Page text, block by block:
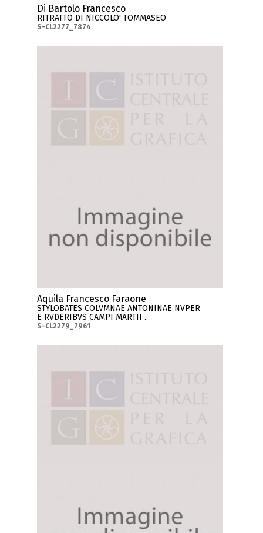
Di Bartolo Francesco
RITRATTO DI NICCOLO' TOMMASEO
S-CL2277_7874
Aquila Francesco Faraone
STYLOBATES COLVMNAE ANTONINAE NVPER
E RVDERIBVS CAMPI MARTII ..
S-CL2279_7961